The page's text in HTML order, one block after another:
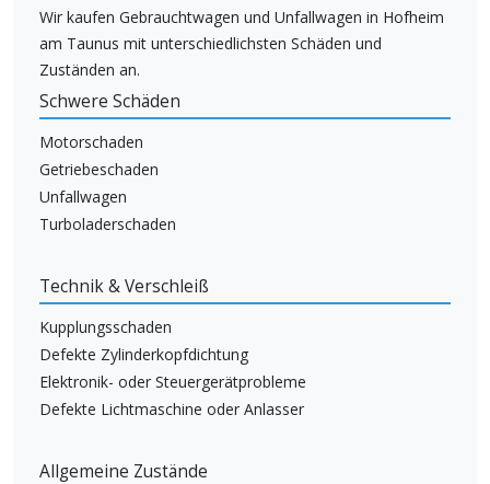
Wir kaufen Gebrauchtwagen und Unfallwagen in Hofheim
am Taunus mit unterschiedlichsten Schäden und
Zuständen an.
Schwere Schäden
Motorschaden
Getriebeschaden
Unfallwagen
Turboladerschaden
Technik & Verschleiß
Kupplungsschaden
Defekte Zylinderkopfdichtung
Elektronik- oder Steuergerätprobleme
Defekte Lichtmaschine oder Anlasser
Allgemeine Zustände